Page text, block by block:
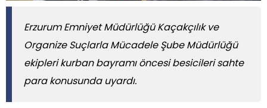
Erzurum Emniyet Müdürlüğü Kaçakçılık ve
Organize Suçlarla Mücadele Şube Müdürlüğü
ekipleri kurban bayramı öncesi besicileri sahte
para konusunda uyardı.